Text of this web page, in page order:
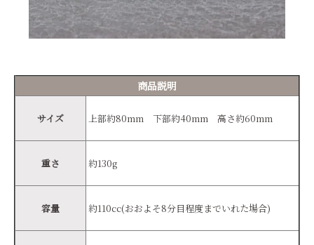
商品説明
サイズ 上部約80mm 下部約40mm 高さ約60mm
重さ 約130g
容量 約110cc(おおよそ8分目程度までいれた場合)